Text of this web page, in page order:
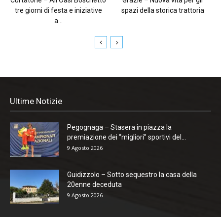
tre giorni di festa e iniziative
a...
spazi della storica trattoria
Ultime Notizie
Pegognaga – Stasera in piazza la
premiazione dei “migliori” sportivi del...
9 Agosto 2026
Guidizzolo – Sotto sequestro la casa della
20enne deceduta
9 Agosto 2026